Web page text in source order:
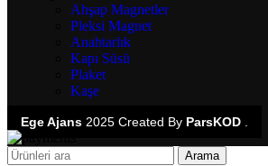
Ahşap Magnetler
Pleksi Magnet
Anahtarlık
Kapı Süsü
Plaket
Kaşe
Ege Ajans 2025 Created By ParsKOD
Arama